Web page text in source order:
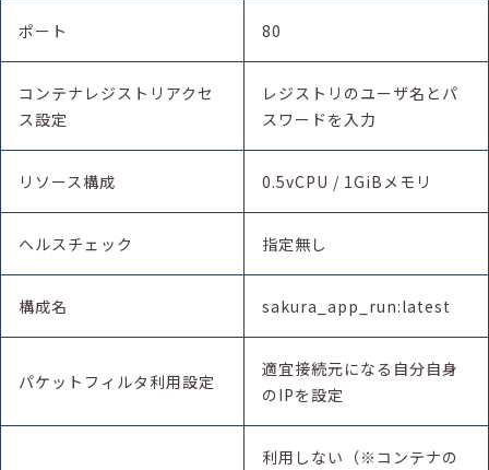
ポート 80
コンテナレジストリアクセ
ス設定
レジストリのユーザ名とパ
スワードを入力
リソース構成 0.5vCPU / 1GiBメモリ
ヘルスチェック 指定無し
構成名 sakura_app_run:latest
パケットフィルタ利用設定
適宜接続元になる自分自身
のIPを設定
利用しない（※コンテナの